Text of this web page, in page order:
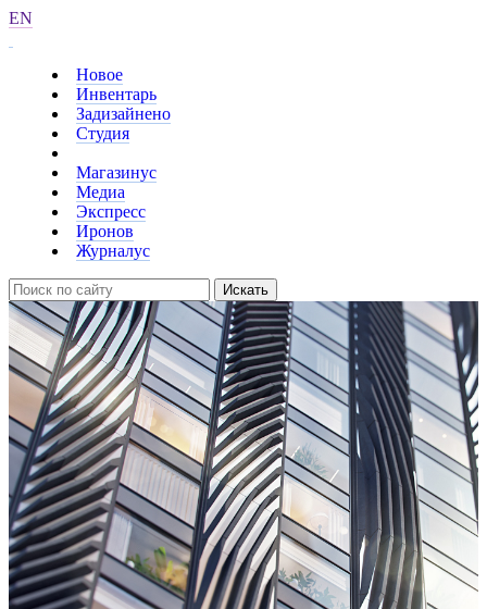
EN
Новое
Инвентарь
Задизайнено
Студия
Магазинус
Медиа
Экспресс
Иронов
Журналус
Искать